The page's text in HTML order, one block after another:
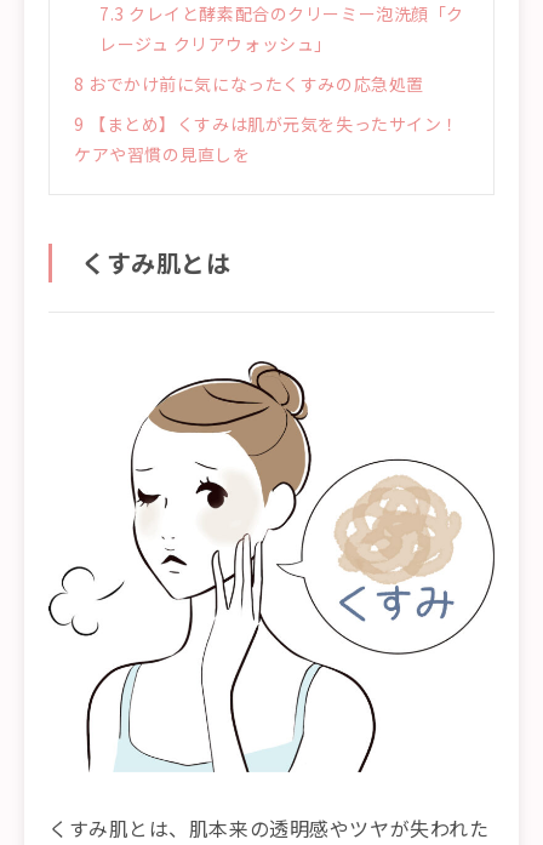
7.3 クレイと酵素配合のクリーミー泡洗顔「ク
レージュ クリアウォッシュ」
8 おでかけ前に気になったくすみの応急処置
9 【まとめ】くすみは肌が元気を失ったサイン！
ケアや習慣の見直しを
くすみ肌とは
くすみ肌とは、肌本来の透明感やツヤが失われた